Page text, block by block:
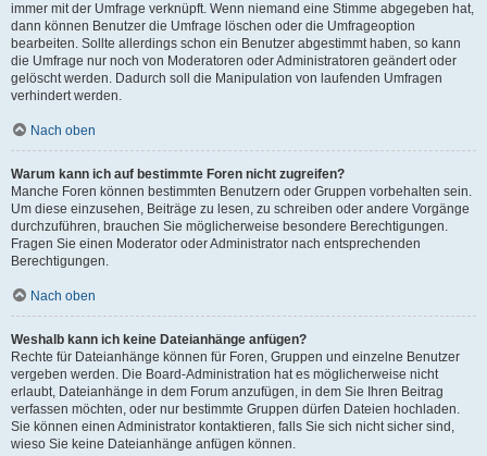
immer mit der Umfrage verknüpft. Wenn niemand eine Stimme abgegeben hat,
dann können Benutzer die Umfrage löschen oder die Umfrageoption
bearbeiten. Sollte allerdings schon ein Benutzer abgestimmt haben, so kann
die Umfrage nur noch von Moderatoren oder Administratoren geändert oder
gelöscht werden. Dadurch soll die Manipulation von laufenden Umfragen
verhindert werden.
Nach oben
Warum kann ich auf bestimmte Foren nicht zugreifen?
Manche Foren können bestimmten Benutzern oder Gruppen vorbehalten sein.
Um diese einzusehen, Beiträge zu lesen, zu schreiben oder andere Vorgänge
durchzuführen, brauchen Sie möglicherweise besondere Berechtigungen.
Fragen Sie einen Moderator oder Administrator nach entsprechenden
Berechtigungen.
Nach oben
Weshalb kann ich keine Dateianhänge anfügen?
Rechte für Dateianhänge können für Foren, Gruppen und einzelne Benutzer
vergeben werden. Die Board-Administration hat es möglicherweise nicht
erlaubt, Dateianhänge in dem Forum anzufügen, in dem Sie Ihren Beitrag
verfassen möchten, oder nur bestimmte Gruppen dürfen Dateien hochladen.
Sie können einen Administrator kontaktieren, falls Sie sich nicht sicher sind,
wieso Sie keine Dateianhänge anfügen können.